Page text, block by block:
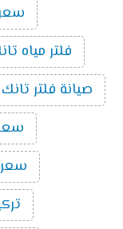
سعر
فلتر مياه تانك 7
صيانة فلتر تانك 7 مراحل
سعر
سعر
تركيب